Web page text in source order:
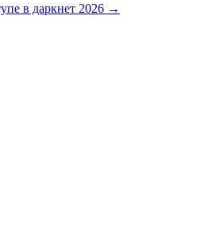
в даркнет 2026 →